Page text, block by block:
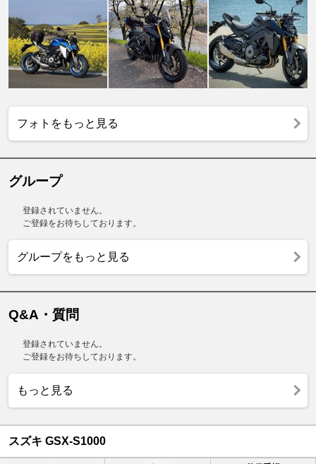
フォトをもっと見る
グループ
登録されていません。
ご登録をお待ちしております。
グループをもっと見る
Q&A・質問
登録されていません。
ご登録をお待ちしております。
もっと見る
スズキ GSX-S1000